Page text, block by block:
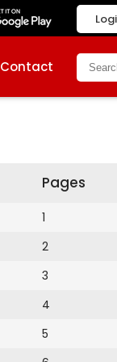
Contact
Pages
1
2
3
4
5